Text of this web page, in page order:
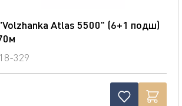
Atlas 5500" (6+1 подш)
329